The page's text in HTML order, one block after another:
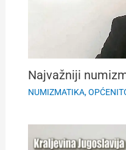
Najvažniji
NUMIZMATIKA,